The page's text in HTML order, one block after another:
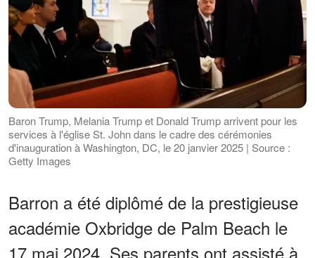
Baron Trump, Melania Trump et Donald Trump arrivent pour les
services à l'église St. John dans le cadre des cérémonies
d'inauguration à Washington, DC, le 20 janvier 2025 | Source :
Getty Images
Barron a été diplômé de la prestigieuse
académie Oxbridge de Palm Beach le
17 mai 2024. Ses parents ont assisté à